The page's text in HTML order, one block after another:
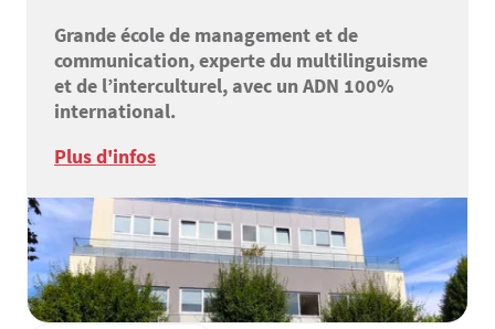
Grande école de management et de
communication, experte du multilinguisme
et de l’interculturel, avec un ADN 100%
international.
Plus d'infos